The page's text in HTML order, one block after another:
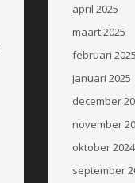
april 2025
maart 2025
februari 2025
januari 2025
december
november
oktober 2024
september